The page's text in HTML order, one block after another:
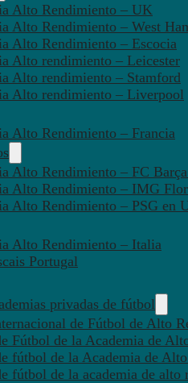
Alto Rendimiento – UK
Alto Rendimiento – West
Alto Rendimiento – Escocia
Alto rendimiento – Leicester
Alto rendimiento – Stamford
Alto rendimiento – Liverpool
Alto Rendimiento – Francia
Alto Rendimiento – FC
Alto Rendimiento – IMG
Alto Rendimiento – PSG en
Alto Rendimiento – Italia
Portugal
privadas de fútbol
de Fútbol de Alto
Fútbol de la Academia de
fútbol de la Academia de
fútbol de la academia de alto